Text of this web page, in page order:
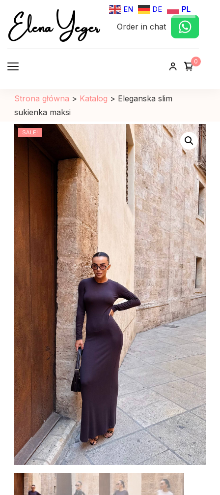
EN DE PL
Elena Yeger
Sklep internetowy odziez damska
Order in chat
0
Strona główna > Katalog > Eleganska slim
sukienka maksi
SALE!